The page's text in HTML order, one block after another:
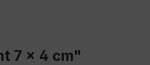
7 x 4 cm"